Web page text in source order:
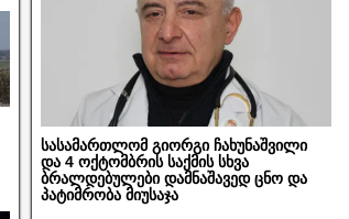
სასამართლომ გიორგი ჩახუნაშვილი
და 4 ოქტომბრის საქმის სხვა
ბრალდებულები დამნაშავედ ცნო და
პატიმრობა მიუსაჯა